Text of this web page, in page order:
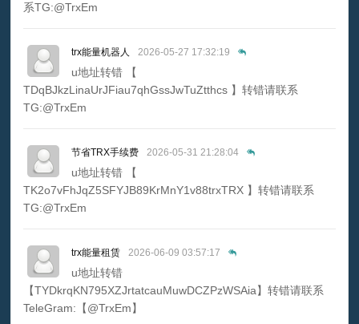
系TG:@TrxEm
trx能量机器人 2026-05-27 17:32:19
u地址转错 【
TDqBJkzLinaUrJFiau7qhGssJwTuZtthcs 】转错请联系
TG:@TrxEm
节省TRX手续费 2026-05-31 21:28:04
u地址转错 【
TK2o7vFhJqZ5SFYJB89KrMnY1v88trxTRX 】转错请联系
TG:@TrxEm
trx能量租赁 2026-06-09 03:57:17
u地址转错
【TYDkrqKN795XZJrtatcauMuwDCZPzWSAia】转错请联系
TeleGram:【@TrxEm】